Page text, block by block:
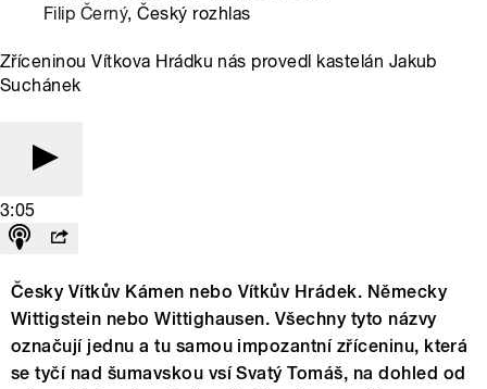
Filip Černý, Český rozhlas
Zříceninou Vítkova Hrádku nás provedl kastelán Jakub
Suchánek
3:05
Česky Vítkův Kámen nebo Vítkův Hrádek. Německy
Wittigstein nebo Wittighausen. Všechny tyto názvy
označují jednu a tu samou impozantní zříceninu, která
se tyčí nad šumavskou vsí Svatý Tomáš, na dohled od